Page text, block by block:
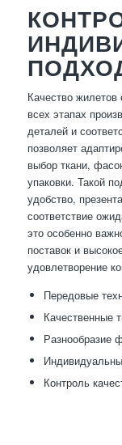
Качество жилетов
всех этапах
деталей и
позволяет
выбор ткани,
упаковки. Такой
удобство,
соответствие
это особенно
поставок и
удовлетворение
Передовые
Качественные
Разнообразие
Контроль